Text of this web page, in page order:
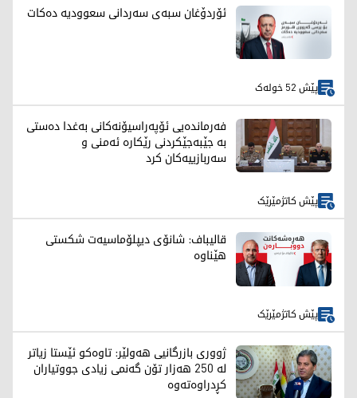
ئۆردۆغان سبەی سەردانی سعوودیە دەکات
پێش 52 خولەک
فەرماندەیی ئۆپەراسیۆنەکانی بەغدا دەستی
بە جێبەجێکردنی رێکارە ئەمنی و
سەربازییەکان کرد
پێش کاتژمێرێک
قالیباف: شانۆی دیپلۆماسیەت شکستی
هێناوە
پێش کاتژمێرێک
ژووری بازرگانیی هەولێر: تاوەکو ئێستا زیاتر
لە 250 هەزار تۆن گەنمی زیادی جووتیاران
کڕدراوەتەوە